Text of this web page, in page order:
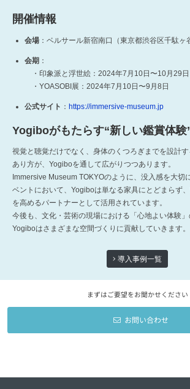
開催情報
会場 ：ベルサール新宿南口（東京都渋谷区千駄ヶ
会期 ：
・印象派と浮世絵：2024年7月10日〜10月29日
・YOASOBI展：2024年7月10日〜9月8日
公式サイト ： https://immersive-museum.jp
Yogiboがもたらす“新しい鑑賞体験
視覚と聴覚だけでなく、身体のくつろぎまでを設計
あり方が、Yogiboを通して広がりつつあります。
Immersive Museum TOKYOのように、没入感を大切
ベントにおいて、Yogiboは単なる家具にとどまらず
を高めるパートナーとして活用されています。
今後も、文化・芸術の現場における「心地よい体験」
Yogiboはさまざまな空間づくりに貢献していきます。
導入事例一覧
まずはご要望をお聞かせください
お問い合わせ